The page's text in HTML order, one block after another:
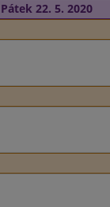
Pátek 22. 5. 2020